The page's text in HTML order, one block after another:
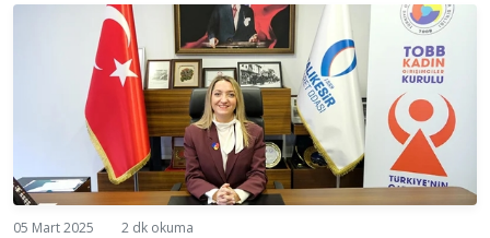
05 Mart 2025 2 dk okuma